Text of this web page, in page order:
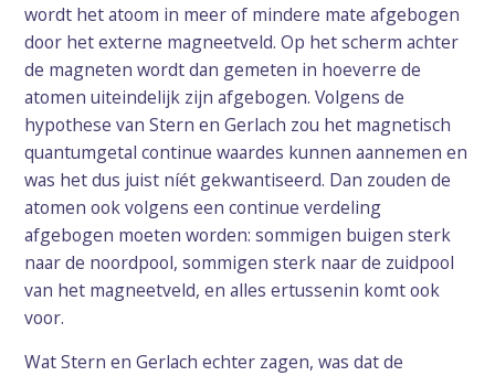
wordt het atoom in meer of mindere mate afgebogen
door het externe magneetveld. Op het scherm achter
de magneten wordt dan gemeten in hoeverre de
atomen uiteindelijk zijn afgebogen. Volgens de
hypothese van Stern en Gerlach zou het magnetisch
quantumgetal continue waardes kunnen aannemen en
was het dus juist níét gekwantiseerd. Dan zouden de
atomen ook volgens een continue verdeling
afgebogen moeten worden: sommigen buigen sterk
naar de noordpool, sommigen sterk naar de zuidpool
van het magneetveld, en alles ertussenin komt ook
voor.
Wat Stern en Gerlach echter zagen, was dat de